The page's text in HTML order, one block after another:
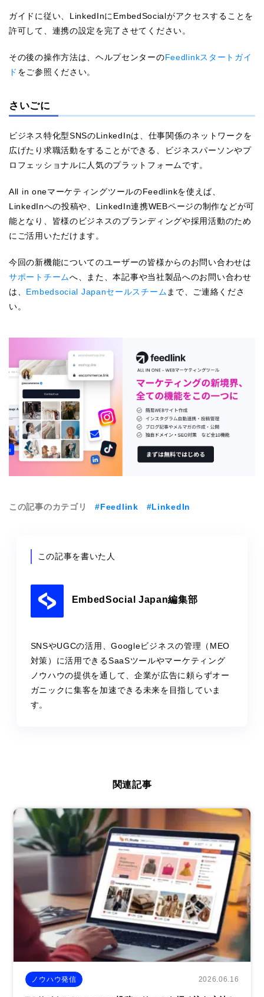
ガイドに従い、LinkedInにEmbedSocialがアクセスすることを
許可して、連携の設定を完了させてください。
その後の操作方法は、ヘルプセンターのFeedlinkスタートガイ
ド をご参照ください。
さいごに
ビジネス特化型SNSのLinkedInは、仕事関係のネットワークを
広げたり求職活動をすることができる、ビジネスパーソンやプ
ロフェッショナルに人気のプラットフォームです。
All in oneマーケティングツールのFeedlinkを使えば、
LinkedInへの投稿や、LinkedIn連携WEBページの制作などが可
能となり、皆様のビジネスのブランディングや採用活動のため
にご活用いただけます。
今回の新機能についてのユーザーの皆様からのお問い合わせは
サポートチームへ、また、本記事や当社製品へのお問い合わせ
は、 Embedsocial Japanセールスチーム まで、ご連絡くださ
い。
この記事のカテゴリ #Feedlink #LinkedIn
この記事を書いた人
EmbedSocial Japan編集部
SNSやUGCの活用、Googleビジネスの管理（MEO
対策）に活用できるSaaSツールやマーケティング
ノウハウの提供を通して、企業が広告に頼らずオー
ガニックに集客を加速できる未来を目指していま
す。
関連記事
ノウハウ発信 2026.06.16